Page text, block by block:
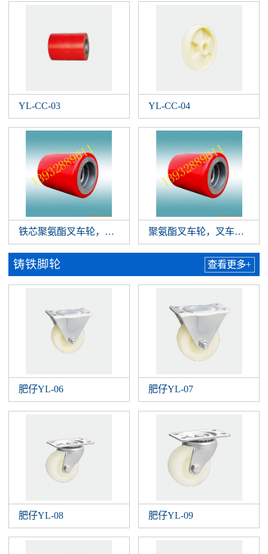
YL-CC-03 YL-CC-04
铁芯聚氨酯叉车轮，聚氨酯叉车轮，专业叉车脚轮生产厂
聚氨酯叉车轮，叉车轮，铸
铸铁脚轮 查看更多+
肥仔YL-06 肥仔YL-07
肥仔YL-08 肥仔YL-09